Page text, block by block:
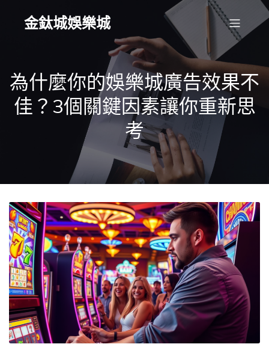
金鈦城娛樂城
為什麼你的娛樂城廣告效果不
佳？3個關鍵因素讓你重新思
考